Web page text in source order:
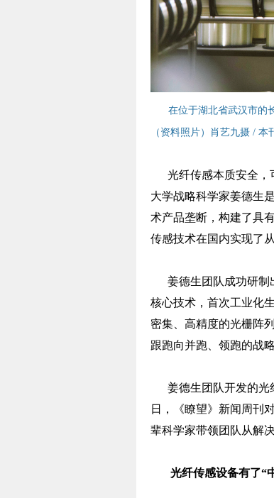
在位于湖北省武汉市的
（资料照片）肖艺九摄 / 本
光纤传感本质安全，
大学战略科学家姜德生
术产品垄断，构建了具
传感技术在国内实现了
姜德生团队成功研制
核心技术，首次工业化
密集、高精度的光栅阵
跟跑向并跑、领跑的战略
姜德生团队开发的光
日，《瞭望》新闻周刊
辈科学家带领团队从解
光纤传感设备有了“